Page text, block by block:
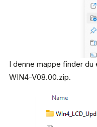
I denne mappe finder
WIN4-V08.00.zip.